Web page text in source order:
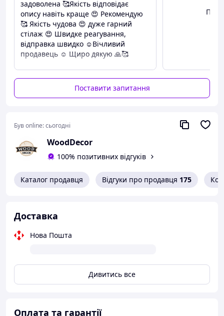
Глибина :36 см
Ширина: 36 см
задоволена 🥰Якість відповідає
опису навіть краще 😍 Рекомендую
🥰 Якість чудова 😍 дуже гарний
стілаж 😍 Швидке реагування,
відправка швидко ☺️Вічливий
продавець ☺️ Щиро дякую 🙏🥰
Переваги
Все подобається 😍
Поставити запитання
Був online:сьогодні
WoodDecor
100% позитивних відгуків
Каталог продавця Відгуки про продавця 175
Доставка
Нова Пошта
Дивитись все
Оплата та гарантії